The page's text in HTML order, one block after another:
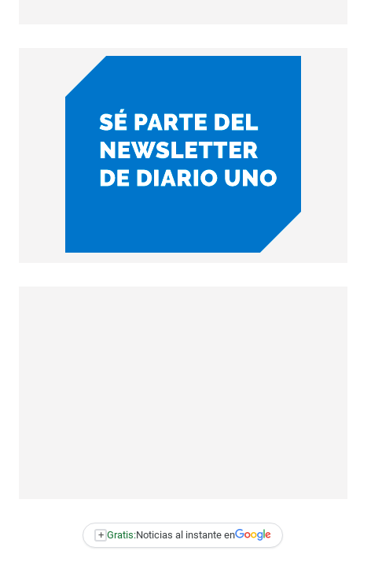
+ Gratis:Noticias al instante en